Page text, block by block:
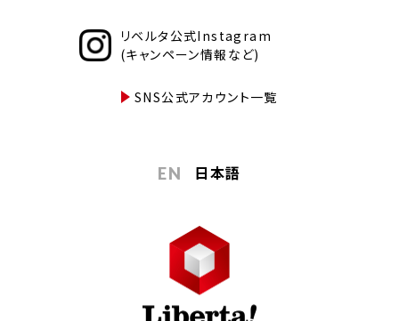
リベルタ公式Instagram
(キャンペーン情報など)
SNS公式アカウント一覧
EN 日本語